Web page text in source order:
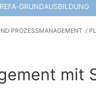
GRUNDAUSBILDUNG
PROZESSMANAGEMENT
mit